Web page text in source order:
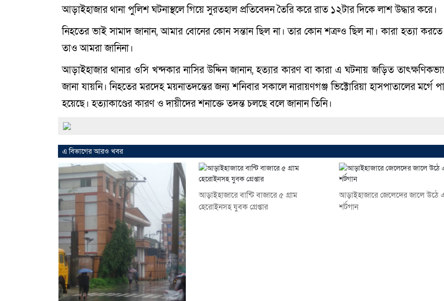
আড়াইহাজার থানা পুলিশ ঘটনাস্থলে গিয়ে সুরতহাল প্রতিবেদন তৈরি করে রাত ১২টার দিকে লাশ উদ্ধার করে।
নিহতের ভাই সামাদ জানান, আমার বোনের কোন সন্তান ছিল না। তার কোন শত্রুও ছিল না। কারা হত্যা করতে
তাও আমরা জানিনা।
আড়াইহাজার থানার ওসি খন্দকার নাসির উদ্দিন জানান, হত্যার কারণ বা কারা এ ঘটনায় জড়িত
জানা যায়নি। নিহতের মরদেহ ময়নাতদন্তের জন্য শনিবার সকালে নারায়ণগঞ্জ ভিক্টোরিয়া হাসপাতালের মর্গে
হয়েছে। হত্যাকাণ্ডের কারণ ও দায়ীদের শনাক্তে তদন্ত চলছে বলে জানান তিনি।
এ বিভাগের আরও খবর
আড়াইহাজারে বান্টি বাজারে ৫ গ্রাম
হেরোইনসহ যুবক গ্রেপ্তার
আড়াইহাজারে জেলেদের জালে উঠে
শর্টগান